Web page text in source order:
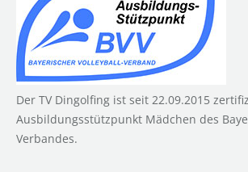
Der TV Dingolfing ist seit 22.09.2015
Ausbildungsstützpunkt Mädchen des
Verbandes.